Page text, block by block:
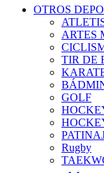
OTROS
ARTES
TIR DE
GOLF
Rugby